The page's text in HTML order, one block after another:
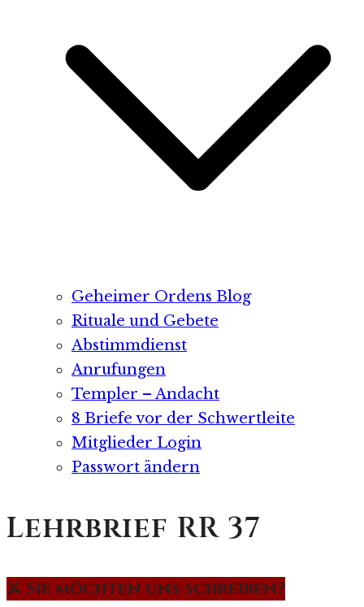
Geheimer Ordens Blog
Rituale und Gebete
Abstimmdienst
Anrufungen
Templer – Andacht
8 Briefe vor der Schwertleite
Mitglieder Login
Passwort ändern
Lehrbrief RR 37
⚔️ Sie möchten uns schreiben?